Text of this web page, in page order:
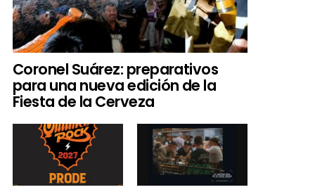
Coronel Suárez: preparativos
para una nueva edición de la
Fiesta de la Cerveza